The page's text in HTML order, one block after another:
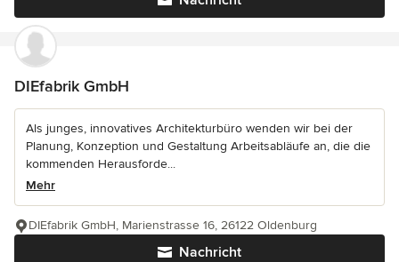
DIEfabrik GmbH
Als junges, innovatives Architekturbüro wenden wir bei der
Planung, Konzeption und Gestaltung Arbeitsabläufe an, die die
kommenden Herausforde...
Mehr
Nachricht
DIEfabrik GmbH, Marienstrasse 16, 26122 Oldenburg